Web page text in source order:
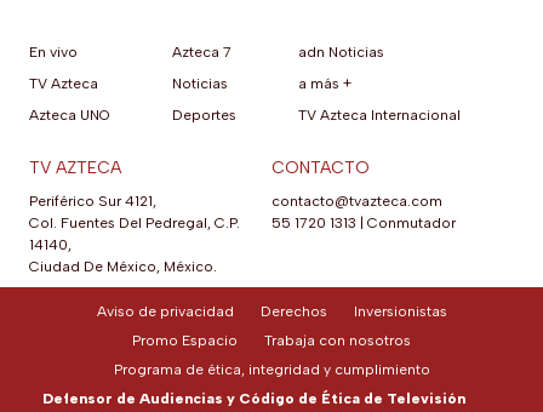
En vivo
TV Azteca
Azteca UNO
Azteca 7
Noticias
Deportes
adn Noticias
a más +
TV Azteca Internacional
TV AZTECA
Periférico Sur 4121,
Col. Fuentes Del Pedregal, C.P.
14140,
Ciudad De México, México.
CONTACTO
contacto@tvazteca.com
55 1720 1313
Conmutador
Aviso de privacidad Derechos
Inversionistas
Promo Espacio
Trabaja con nosotros
Programa de ética, integridad y cumplimiento
Defensor de Audiencias y Código de Ética de Televisión